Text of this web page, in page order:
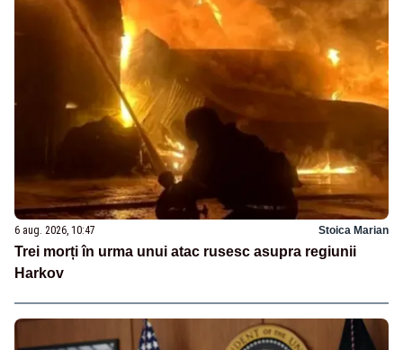
6 aug. 2026, 10:47 Stoica Marian
Trei morți în urma unui atac rusesc asupra regiunii
Harkov